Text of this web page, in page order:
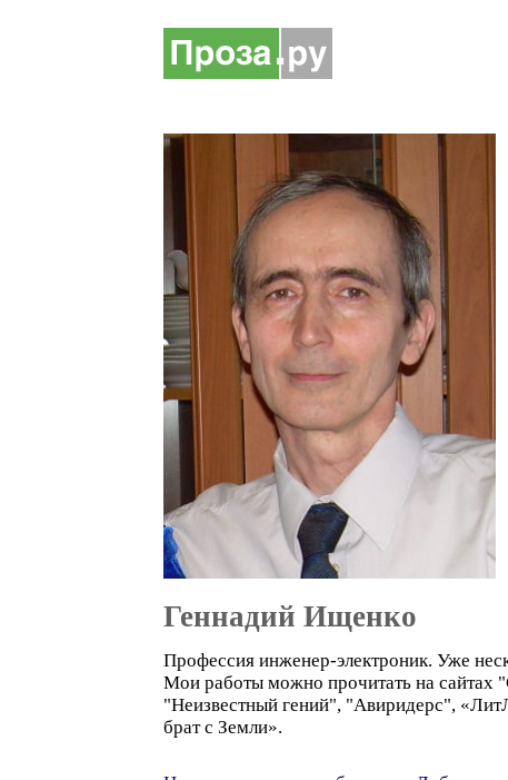
Геннадий Ищенко
Профессия инженер-электроник. Уже
Мои работы можно прочитать на
"Неизвестный гений", "Авиридерс",
брат с Земли».